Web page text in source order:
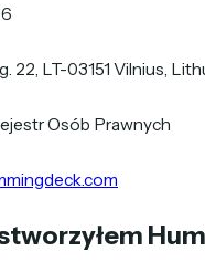
22, LT-03151 Vilnius,
Osób Prawnych